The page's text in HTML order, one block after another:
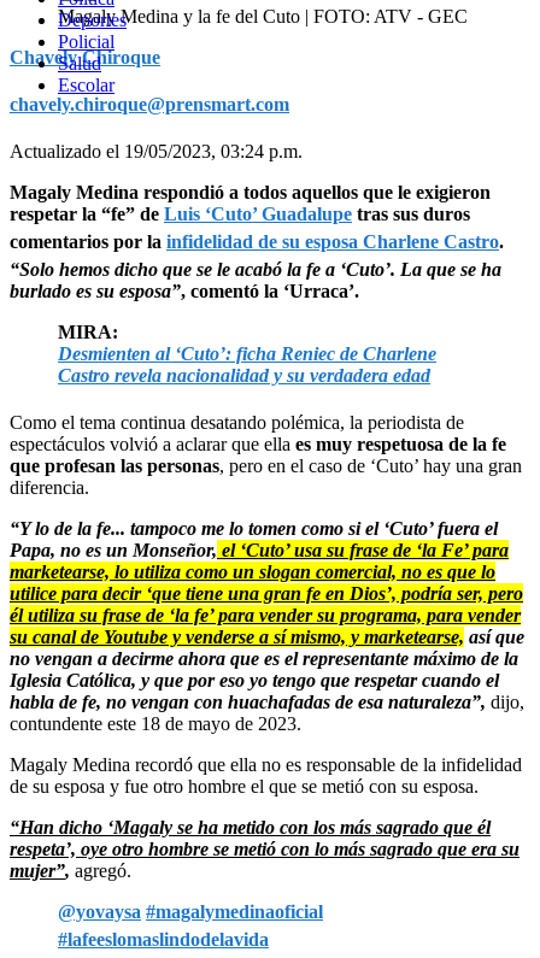
Deportes
Policial
Salud
Escolar
Magaly Medina y la fe del Cuto | FOTO: ATV - GEC
Chavely Chiroque
chavely.chiroque@prensmart.com
Actualizado el 19/05/2023, 03:24 p.m.
Magaly Medina respondió a todos aquellos que le exigieron
respetar la “fe” de Luis ‘Cuto’ Guadalupe tras sus duros
comentarios por la infidelidad de su esposa Charlene Castro.
“Solo hemos dicho que se le acabó la fe a ‘Cuto’. La que se ha
burlado es su esposa”, comentó la ‘Urraca’.
MIRA:
Desmienten al ‘Cuto’: ficha Reniec de Charlene
Castro revela nacionalidad y su verdadera edad
Como el tema continua desatando polémica, la periodista de
espectáculos volvió a aclarar que ella es muy respetuosa de la fe
que profesan las personas, pero en el caso de ‘Cuto’ hay una gran
diferencia.
“Y lo de la fe... tampoco me lo tomen como si el ‘Cuto’ fuera el
Papa, no es un Monseñor, el ‘Cuto’ usa su frase de ‘la Fe’ para
marketearse, lo utiliza como un slogan comercial, no es que lo
utilice para decir ‘que tiene una gran fe en Dios’, podría ser, pero
él utiliza su frase de ‘la fe’ para vender su programa, para vender
su canal de Youtube y venderse a sí mismo, y marketearse, así que
no vengan a decirme ahora que es el representante máximo de la
Iglesia Católica, y que por eso yo tengo que respetar cuando el
habla de fe, no vengan con huachafadas de esa naturaleza”, dijo,
contundente este 18 de mayo de 2023.
Magaly Medina recordó que ella no es responsable de la infidelidad
de su esposa y fue otro hombre el que se metió con su esposa.
“Han dicho ‘Magaly se ha metido con los más sagrado que él
respeta’, oye otro hombre se metió con lo más sagrado que era su
mujer”, agregó.
@yovaysa #magalymedinaoficial
#lafeeslomaslindodelavida